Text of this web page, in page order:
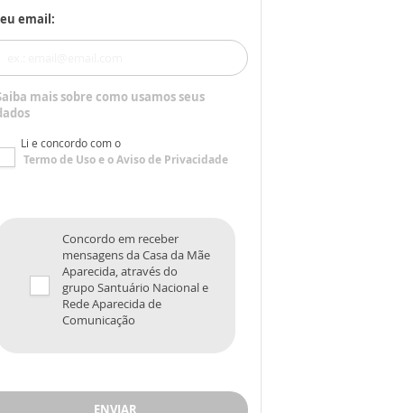
email:
mais sobre como usamos seus
Li e concordo com o
Termo de Usoe oAviso de Privacidade
Concordo em receber
mensagens da Casa da Mãe
Aparecida, através do
grupo Santuário Nacional e
Rede Aparecida de
Comunicação
ENVIAR